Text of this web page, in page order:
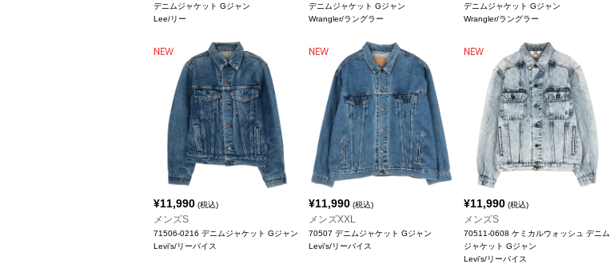
デニムジャケット Gジャン
Lee/リー
デニムジャケット Gジャン
Wrangler/ラングラー
デニムジャケット Gジャン
Wrangler/ラングラー
¥11,990 (税込)
メンズS
71506-0216 デニムジャケット Gジャン
Levi's/リーバイス
¥11,990 (税込)
メンズXXL
70507 デニムジャケット Gジャン
Levi's/リーバイス
¥11,990 (税込)
メンズS
70511-0608 ケミカルウォッシュ デニム
ジャケット Gジャン
Levi's/リーバイス